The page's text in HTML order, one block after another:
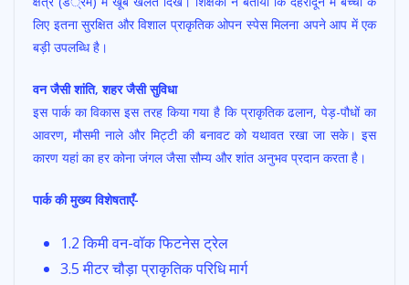
लिए इतना सुरक्षित और विशाल प्राकृतिक ओपन स्पेस मिलना अपने आप में एक
बड़ी उपलब्धि है।
वन जैसी शांति, शहर जैसी सुविधा
इस पार्क का विकास इस तरह किया गया है कि प्राकृतिक ढलान, पेड़-पौधों का
आवरण, मौसमी नाले और मिट्टी की बनावट को यथावत रखा जा सके। इस
कारण यहां का हर कोना जंगल जैसा सौम्य और शांत अनुभव प्रदान करता है।
पार्क की मुख्य विशेषताएँ-
1.2 किमी वन-वॉक फिटनेस ट्रेल
3.5 मीटर चौड़ा प्राकृतिक परिधि मार्ग